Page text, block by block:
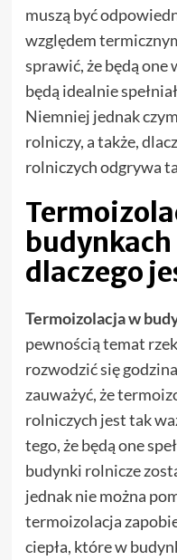
muszą być
względem
sprawić, że będą one
będą idealnie
Niemniej jednak
rolniczy, a także,
rolniczych odgrywa
dlaczego
Termoizolacja w
pewnością temat
rozwodzić się
zauważyć, że
rolniczych jest tak
tego, że będą one
budynki rolnicze
jednak nie można
termoizolacja
ciepła, które w